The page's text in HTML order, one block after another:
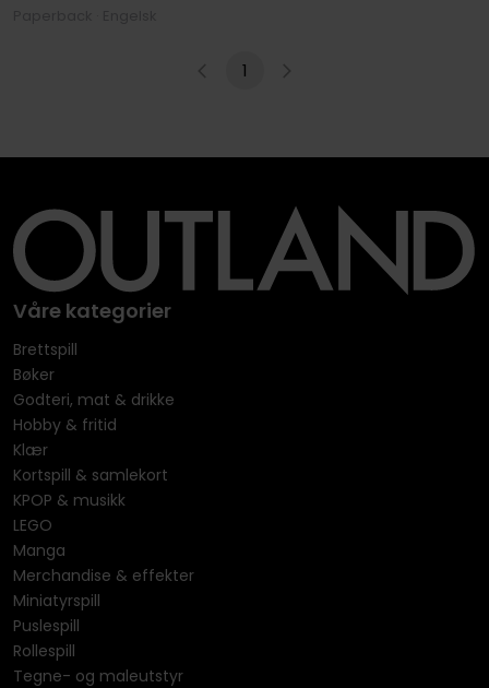
1
Våre kategorier
Brettspill
Bøker
Godteri, mat & drikke
Hobby & fritid
Klær
Kortspill & samlekort
KPOP & musikk
LEGO
Manga
Merchandise & effekter
Miniatyrspill
Puslespill
Rollespill
Tegne- og maleutstyr